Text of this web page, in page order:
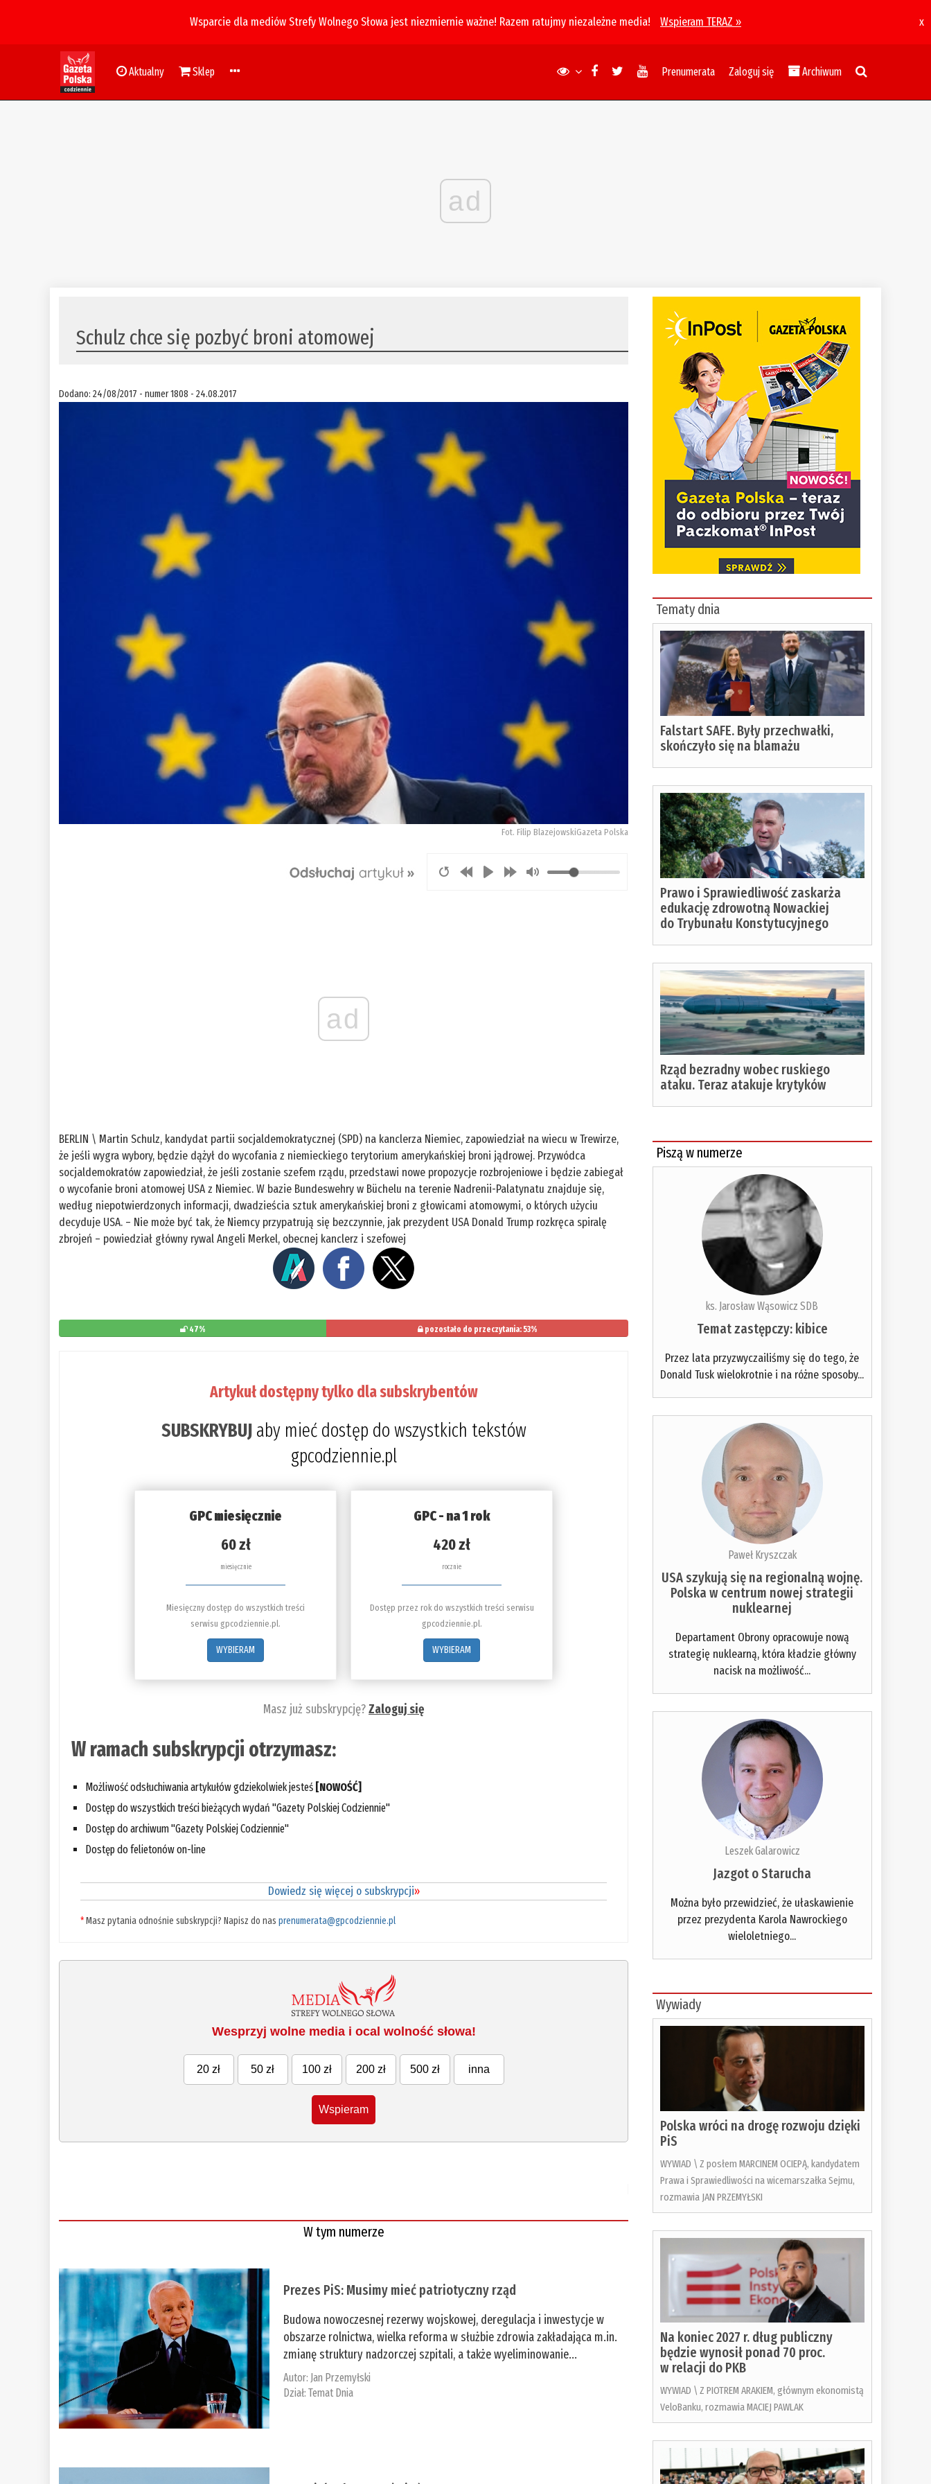
Wsparcie dla mediów Strefy Wolnego Słowa jest niezmiernie ważne! Razem ratujmy niezależne media! Wspieram TERAZ » x
Aktualny Sklep Prenumerata Zaloguj się Archiwum
ad
​Schulz chce się pozbyć broni atomowej
Dodano: 24/08/2017 - numer 1808 - 24.08.2017
Fot. Filip BlazejowskiGazeta Polska
ad
BERLIN \ Martin Schulz, kandydat partii socjaldemokratycznej (SPD) na kanclerza Niemiec, zapowiedział na wiecu w Trewirze,
że jeśli wygra wybory, będzie dążył do wycofania z niemieckiego terytorium amerykańskiej broni jądrowej. Przywódca
socjaldemokratów zapowiedział, że jeśli zostanie szefem rządu, przedstawi nowe propozycje rozbrojeniowe i będzie zabiegał
o wycofanie broni atomowej USA z Niemiec. W bazie Bundeswehry w Büchelu na terenie Nadrenii-Palatynatu znajduje się,
według niepotwierdzonych informacji, dwadzieścia sztuk amerykańskiej broni z głowicami atomowymi, o których użyciu
decyduje USA. – Nie może być tak, że Niemcy przypatrują się bezczynnie, jak prezydent USA Donald Trump rozkręca spiralę
zbrojeń – powiedział główny rywal Angeli Merkel, obecnej kanclerz i szefowej
47% pozostało do przeczytania: 53%
Artykuł dostępny tylko dla subskrybentów
SUBSKRYBUJaby mieć dostęp do wszystkich tekstów
gpcodziennie.pl
GPC miesięcznie
60 zł
miesięcznie
Miesięczny dostęp do wszystkich treści
serwisu gpcodziennie.pl.
WYBIERAM
GPC - na 1 rok
420 zł
rocznie
Dostęp przez rok do wszystkich treści serwisu
gpcodziennie.pl.
WYBIERAM
Masz już subskrypcję?Zaloguj się
W ramach subskrypcji otrzymasz:
Możliwość odsłuchiwania artykułów gdziekolwiek jesteś [NOWOŚĆ]
Dostęp do wszystkich treści bieżących wydań "Gazety Polskiej Codziennie"
Dostęp do archiwum "Gazety Polskiej Codziennie"
Dostęp do felietonów on-line
Dowiedz się więcej o subskrypcji»
*Masz pytania odnośnie subskrypcji? Napisz do nasprenumerata@gpcodziennie.pl
Wesprzyj wolne media i ocal wolność słowa!
20 zł 50 zł 100 zł 200 zł 500 zł inna
Wspieram
W tym numerze
Prezes PiS: Musimy mieć patriotyczny rząd
Budowa nowoczesnej rezerwy wojskowej, deregulacja i inwestycje w
obszarze rolnictwa, wielka reforma w służbie zdrowia zakładająca m.in.
zmianę struktury nadzorczej szpitali, a także wyeliminowanie...
Autor: Jan Przemyłski
Dział:Temat Dnia
Tematy dnia
Falstart SAFE. Były przechwałki,
skończyło się na blamażu
Prawo i Sprawiedliwość zaskarża
edukację zdrowotną Nowackiej
do Trybunału Konstytucyjnego
Rząd bezradny wobec ruskiego
ataku. Teraz atakuje krytyków
Piszą w numerze
ks. Jarosław Wąsowicz SDB
Temat zastępczy: kibice
Przez lata przyzwyczailiśmy się do tego, że
Donald Tusk wielokrotnie i na różne sposoby...
Paweł Kryszczak
USA szykują się na regionalną wojnę.
Polska w centrum nowej strategii
nuklearnej
Departament Obrony opracowuje nową
strategię nuklearną, która kładzie główny
nacisk na możliwość...
Leszek Galarowicz
Jazgot o Starucha
Można było przewidzieć, że ułaskawienie
przez prezydenta Karola Nawrockiego
wieloletniego...
Wywiady
Polska wróci na drogę rozwoju dzięki
PiS
WYWIAD \ Z posłem MARCINEM OCIEPĄ, kandydatem
Prawa i Sprawiedliwości na wicemarszałka Sejmu,
rozmawia JAN PRZEMYŁSKI
Na koniec 2027 r. dług publiczny
będzie wynosił ponad 70 proc.
w relacji do PKB
WYWIAD \ Z PIOTREM ARAKIEM, głównym ekonomistą
VeloBanku, rozmawia MACIEJ PAWLAK